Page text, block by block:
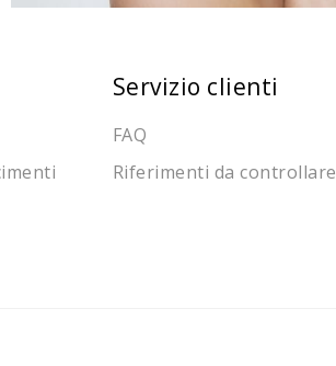
Servizio clienti
FAQ
Riferimenti da controllare